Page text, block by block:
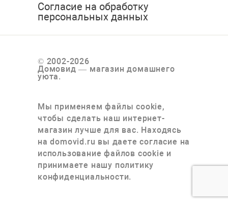
Согласие на обработку
персональных данных
© 2002-2026
Домовид — магазин домашнего
уюта.
Мы применяем файлы cookie,
чтобы сделать наш интернет-
магазин лучше для вас. Находясь
на domovid.ru вы даете согласие на
использование файлов cookie и
принимаете нашу политику
конфиденциальности.